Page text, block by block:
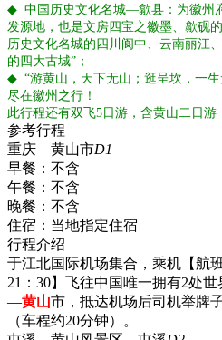
◆ 中国历史文化名城—歙县：为徽州
发源地，也是文房四宝之徽墨、歙砚
历史文化名城的四川阆中、云南丽江
的四大古城”；
◆ “游黄山，天下无山；逛呈坎，一
尽在徽州之行！
此行程还有双飞5日游，含黄山二日游
参考行程
重庆—黄山市D1
早餐： 不含
午餐： 不含
晚餐： 不含
住宿： 当地指定住宿
行程介绍
于江北国际机场集合，乘机【航
21：30】飞往中国唯一拥有2处
—黄山市，抵达机场后司机举牌
（车程约20分钟）。